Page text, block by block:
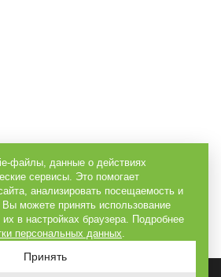
файлы, данные о действиях
сервисы. Это помогает
анализировать посещаемость и
можете принять использование
в настройках браузера. Подробнее
персональных данных.
Принять